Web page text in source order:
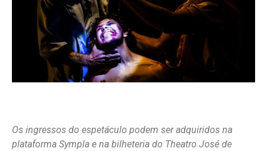
Os ingressos do espetáculo podem ser adquiridos na
plataforma Sympla e na bilheteria do Theatro José de